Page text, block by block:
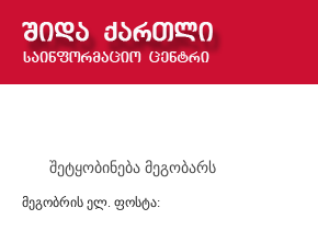
შეტყობინება მეგობარს
მეგობრის ელ. ფოსტა: